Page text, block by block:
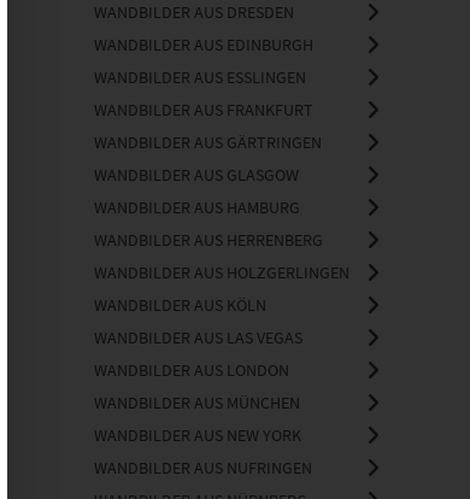
WANDBILDER AUS DRESDEN
WANDBILDER AUS EDINBURGH
WANDBILDER AUS ESSLINGEN
WANDBILDER AUS FRANKFURT
WANDBILDER AUS GÄRTRINGEN
WANDBILDER AUS GLASGOW
WANDBILDER AUS HAMBURG
WANDBILDER AUS HERRENBERG
WANDBILDER AUS HOLZGERLINGEN
WANDBILDER AUS KÖLN
WANDBILDER AUS LAS VEGAS
WANDBILDER AUS LONDON
WANDBILDER AUS MÜNCHEN
WANDBILDER AUS NEW YORK
WANDBILDER AUS NUFRINGEN